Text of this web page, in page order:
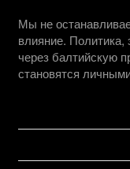
Мы не
влияние. Политика,
через балтийскую
становятся